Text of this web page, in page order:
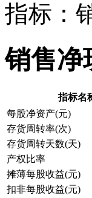
指标：
销售净
指标名
每股净资产(元)
存货周转率(次)
存货周转天数(天)
产权比率
摊薄每股收益(元)
扣非每股收益(元)